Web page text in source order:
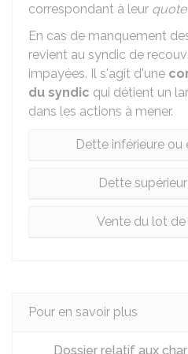
correspondant à leur
En cas de manquement
revient au syndic de
impayées. Il s'agit d'une
du syndic qui détient un
dans les actions à mener.
Dette inférieure
Dette
Vente du lot
Pour en savoir plus
Dossier relatif aux